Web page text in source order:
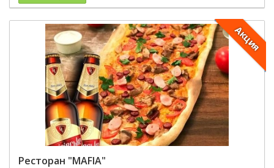
Акция
Ресторан "MAFIA"